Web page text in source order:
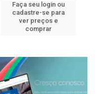
Faça seu login ou
cadastre-se para
ver preços e
comprar